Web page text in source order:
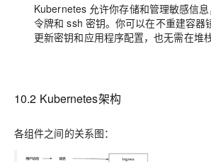
Kubernetes 允许你存储和管理敏感信
令牌和 ssh 密钥。你可以在不重建容器
更新密钥和应用程序配置，也无需在堆
10.2 Kubernetes架构
各组件之间的关系图：